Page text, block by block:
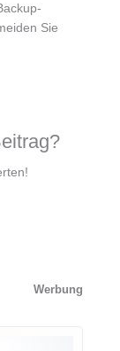
Sie
Werbung